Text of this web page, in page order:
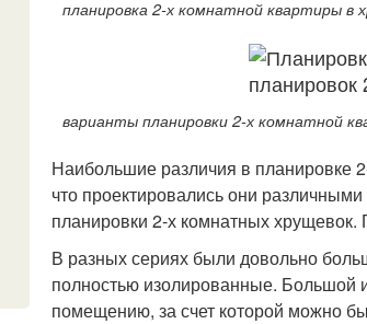
планировка 2-х комнатной квартиры в
варианты планировки 2-х комнатной
Наибольшие различия в планировке
что проектировались они
планировки 2-х комнатных
В разных сериях были довольно
полностью изолированные. Большой
помещению, за счет которой можно